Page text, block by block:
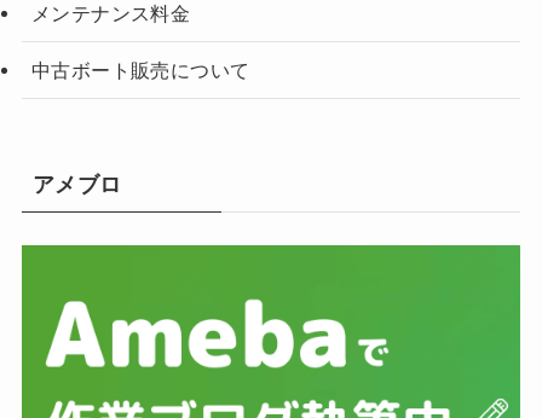
メンテナンス料金
中古ボート販売について
アメブロ